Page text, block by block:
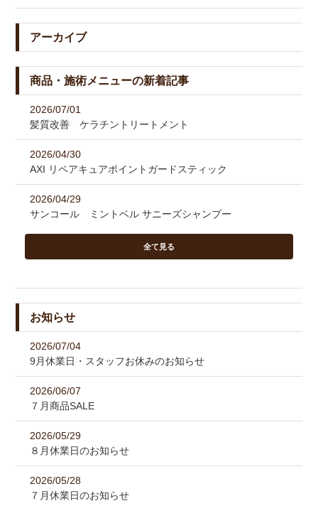
アーカイブ
商品・施術メニューの新着記事
2026/07/01
髪質改善 ケラチントリートメント
2026/04/30
AXI リペアキュアポイントガードスティック
2026/04/29
サンコール ミントベル サニーズシャンプー
全て見る
お知らせ
2026/07/04
9月休業日・スタッフお休みのお知らせ
2026/06/07
７月商品SALE
2026/05/29
８月休業日のお知らせ
2026/05/28
７月休業日のお知らせ